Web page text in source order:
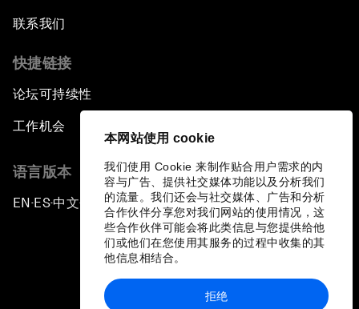
本网站使用 cookie
我们使用 Cookie 来制作贴合用户需求的内
容与广告、提供社交媒体功能以及分析我们
的流量。我们还会与社交媒体、广告和分析
合作伙伴分享您对我们网站的使用情况，这
些合作伙伴可能会将此类信息与您提供给他
们或他们在您使用其服务的过程中收集的其
他信息相结合。
拒绝
联系我们
快捷链接
论坛可持续性
工作机会
语言版本
EN ▪ES▪中文▪ 日本語